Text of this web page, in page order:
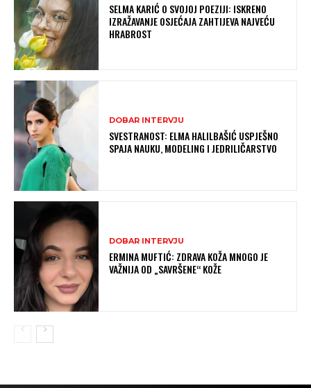
SELMA KARIĆ O SVOJOJ POEZIJI: ISKRENO
IZRAŽAVANJE OSJEĆAJA ZAHTIJEVA NAJVEĆU
HRABROST
DOBAR INTERVJU
SVESTRANOST: ELMA HALILBAŠIĆ USPJEŠNO
SPAJA NAUKU, MODELING I JEDRILIČARSTVO
DOBAR INTERVJU
ERMINA MUFTIĆ: ZDRAVA KOŽA MNOGO JE
VAŽNIJA OD „SAVRŠENE“ KOŽE